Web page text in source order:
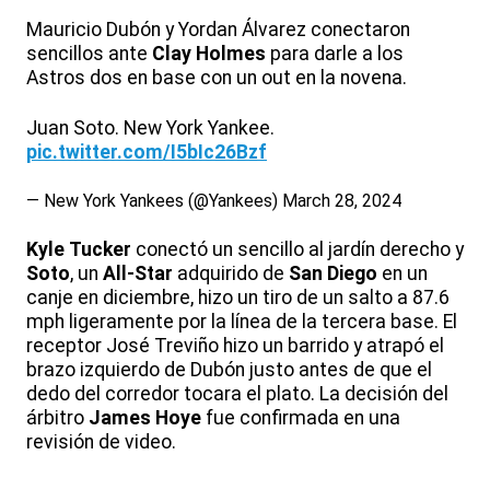
Mauricio Dubón y Yordan Álvarez conectaron
sencillos ante Clay Holmes para darle a los
Astros dos en base con un out en la novena.
Juan Soto. New York Yankee.
pic.twitter.com/I5bIc26Bzf
— New York Yankees (@Yankees) March 28, 2024
Kyle Tucker conectó un sencillo al jardín derecho y
Soto, un All-Star adquirido de San Diego en un
canje en diciembre, hizo un tiro de un salto a 87.6
mph ligeramente por la línea de la tercera base. El
receptor José Treviño hizo un barrido y atrapó el
brazo izquierdo de Dubón justo antes de que el
dedo del corredor tocara el plato. La decisión del
árbitro James Hoye fue confirmada en una
revisión de video.